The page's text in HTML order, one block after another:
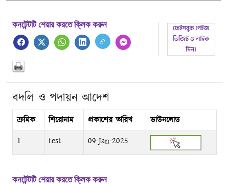
কনটেন্টটি শেয়ার করতে ক্লিক করুন
বদলি ও পদায়ন আদেশ
ক্রমিক শিরোনাম প্রকাশের তারিখ
ডাউনলোড
1
test 09-Jan-2025
কনটেন্টটি শেয়ার করতে ক্লিক করুন